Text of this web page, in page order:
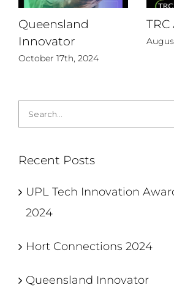
Queensland
Innovator
October 17th, 2024
Search
for:
Recent Posts
UPL Tech Innovation
2024
Hort Connections 2024
Queensland Innovator